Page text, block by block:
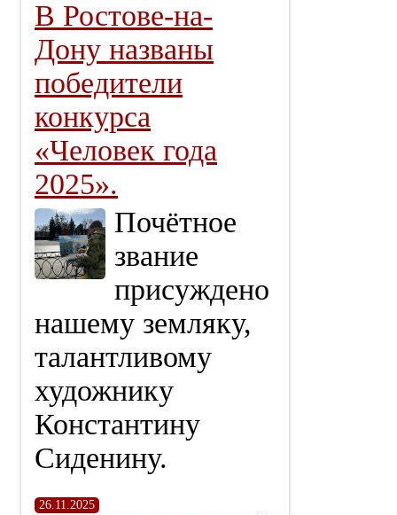
В Ростове-на-
Дону названы
победители
конкурса
«Человек года
2025».
Почётное
звание
присуждено
нашему земляку,
талантливому
художнику
Константину
Сиденину.
26.11.2025